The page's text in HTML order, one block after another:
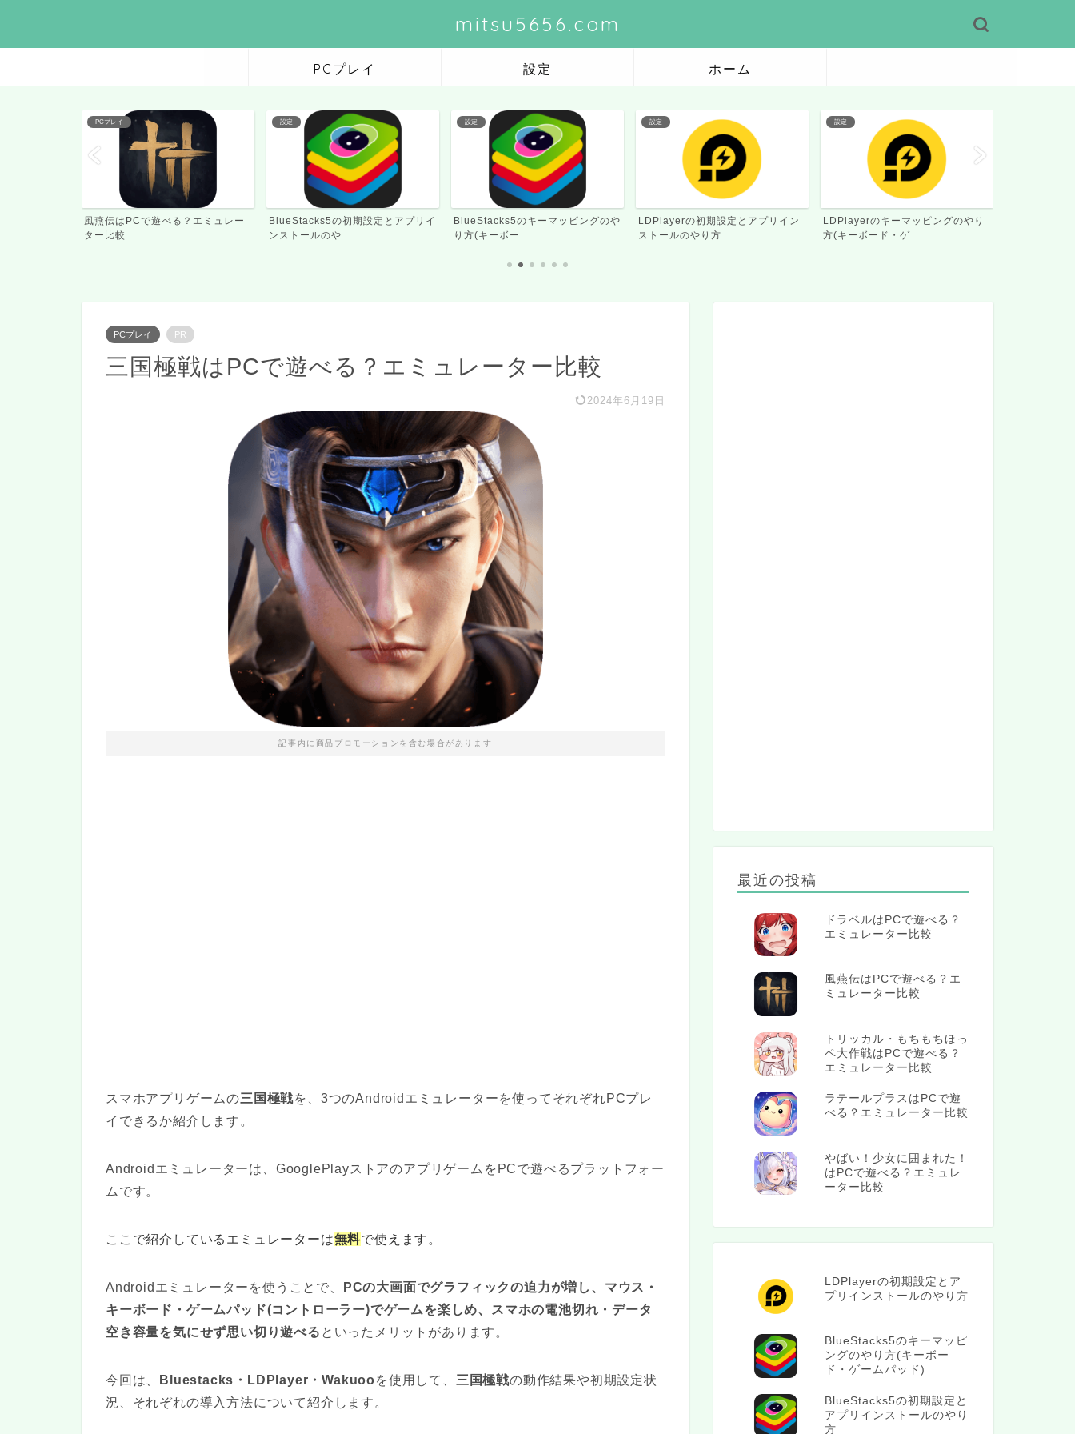
mitsu5656.com
PCプレイ 設定 ホーム
設定
BlueStacks5の初期設定とアプリイ
ンストールのや...
設定
BlueStacks5のキーマッピングのや
り方(キーボー...
設定
LDPlayerの初期設定とアプリイン
ストールのやり方
設定
LDPlayerのキーマッピングのやり
方(キーボード・ゲ...
PCプレイ
ドラベルはPCで遊べる？エミュレ
ーター比較
PCプレイ PR
三国極戦はPCで遊べる？エミュレーター比較
2024年6月19日
記事内に商品プロモーションを含む場合があります
スマホアプリゲームの三国極戦を、3つのAndroidエミュレーターを使ってそれぞれPCプレ
イできるか紹介します。
Androidエミュレーターは、GooglePlayストアのアプリゲームをPCで遊べるプラットフォー
ムです。
ここで紹介しているエミュレーターは無料で使えます。
Androidエミュレーターを使うことで、
PCの大画面でグラフィックの迫力が増し、マウス・
キーボード・ゲームパッド(コントローラー)でゲームを楽しめ、スマホの電池切れ・データ
空き容量を気にせず思い切り遊べる といったメリットがあります。
今回は、 Bluestacks・ LDPlayer・Wakuooを使用して、 三国極戦の動作結果や初期設定状
況、それぞれの導入方法について紹介します。
最近の投稿
ドラベルはPCで遊べる？
エミュレーター比較
風燕伝はPCで遊べる？エ
ミュレーター比較
トリッカル・もちもちほっ
ペ大作戦はPCで遊べる？
エミュレーター比較
ラテールプラスはPCで遊
べる？エミュレーター比較
やばい！少女に囲まれた！
はPCで遊べる？エミュレ
ーター比較
LDPlayerの初期設定とア
プリインストールのやり方
BlueStacks5のキーマッピ
ングのやり方(キーボー
ド・ゲームパッド)
BlueStacks5の初期設定と
アプリインストールのやり
方